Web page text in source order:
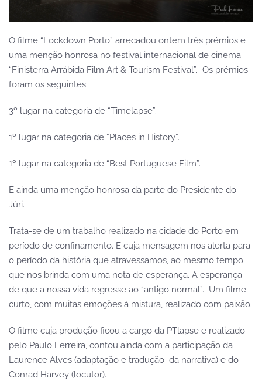
O filme “Lockdown Porto” arrecadou ontem três prémios e
uma menção honrosa no festival internacional de cinema
“Finisterra Arrábida Film Art & Tourism Festival”. Os prémios
foram os seguintes:
3º lugar na categoria de “Timelapse”.
1º lugar na categoria de “Places in History”.
1º lugar na categoria de “Best Portuguese Film”.
E ainda uma menção honrosa da parte do Presidente do
Júri.
Trata-se de um trabalho realizado na cidade do Porto em
período de confinamento. E cuja mensagem nos alerta para
o período da história que atravessamos, ao mesmo tempo
que nos brinda com uma nota de esperança. A esperança
de que a nossa vida regresse ao “antigo normal”. Um filme
curto, com muitas emoções à mistura, realizado com paixão.
O filme cuja produção ficou a cargo da PTlapse e realizado
pelo Paulo Ferreira, contou ainda com a participação da
Laurence Alves (adaptação e tradução da narrativa) e do
Conrad Harvey (locutor).